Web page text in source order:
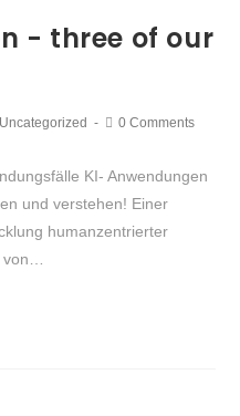
- three of our
Uncategorized 0 Comments
KI- Anwendungen
und verstehen! Einer
humanzentrierter